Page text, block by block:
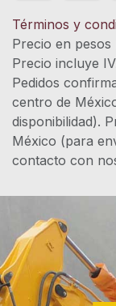
Términos y
Precio en pesos
Precio
Pedidos
centro de
disponibilidad).
México (para
contacto con